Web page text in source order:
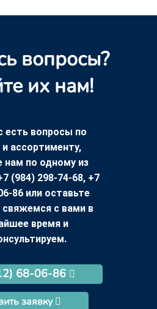
вопросы?
их нам!
есть вопросы по
ассортименту,
нам по одному из
(984) 298-74-68, +7
86 или оставьте
с вами в
время и
68-06-86
заявку